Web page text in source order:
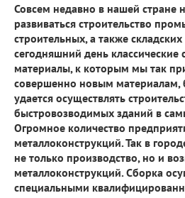
Совсем недавно в нашей стране
развиваться строительство
строительных, а также
сегодняшний день классические
материалы, к которым мы так
совершенно новым материалам,
удается осуществлять
быстровозводимых зданий в
Огромное количество
металлоконструкций. Так в
не только производство, но и
металлоконструкций. Сборка
специальными